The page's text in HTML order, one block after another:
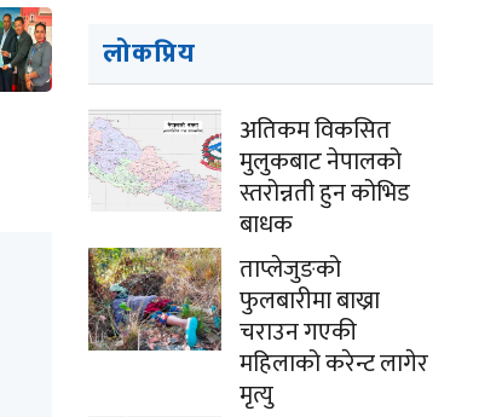
लोकप्रिय
अतिकम विकसित
मुलुकबाट नेपालको
स्तरोन्नती हुन कोभिड
बाधक
ताप्लेजुङको
फुलबारीमा बाख्रा
चराउन गएकी
महिलाको करेन्ट लागेर
मृत्यु